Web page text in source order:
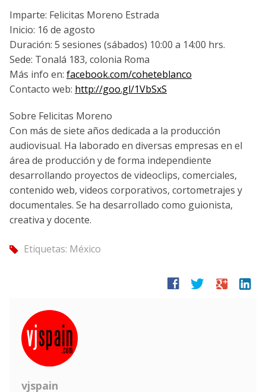
Imparte: Felicitas Moreno Estrada
Inicio: 16 de agosto
Duración: 5 sesiones (sábados) 10:00 a 14:00 hrs.
Sede: Tonalá 183, colonia Roma
Más info en: facebook.com/coheteblanco
Contacto web: http://goo.gl/1VbSxS
Sobre Felicitas Moreno
Con más de siete años dedicada a la producción
audiovisual. Ha laborado en diversas empresas en el
área de producción y de forma independiente
desarrollando proyectos de videoclips, comerciales,
contenido web, videos corporativos, cortometrajes y
documentales. Se ha desarrollado como guionista,
creativa y docente.
tag Etiquetas: México
facebook twitter google linkedin
vjspain